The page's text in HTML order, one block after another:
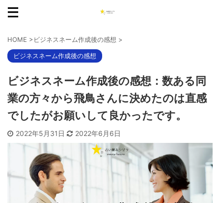
HOME >ビジネスネーム作成後の感想 >
ビジネスネーム作成後の感想
ビジネスネーム作成後の感想：数ある同
業の方々から飛鳥さんに決めたのは直感
でしたがお願いして良かったです。
2022年5月31日 2022年6月6日